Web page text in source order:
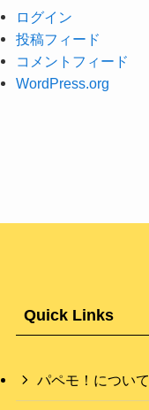
ログイン
投稿フィード
コメントフィード
WordPress.org
Quick Links
パペモ！について